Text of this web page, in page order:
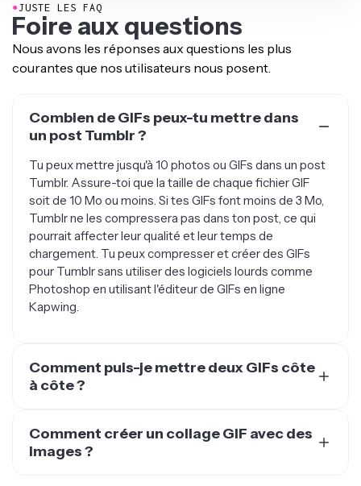
●JUSTE LES FAQ
Foire aux questions
Nous avons les réponses aux questions les plus
courantes que nos utilisateurs nous posent.
Combien de GIFs peux-tu mettre dans
un post Tumblr ?
Tu peux mettre jusqu'à 10 photos ou GIFs dans un post
Tumblr. Assure-toi que la taille de chaque fichier GIF
soit de 10 Mo ou moins. Si tes GIFs font moins de 3 Mo,
Tumblr ne les compressera pas dans ton post, ce qui
pourrait affecter leur qualité et leur temps de
chargement. Tu peux compresser et créer des GIFs
pour Tumblr sans utiliser des logiciels lourds comme
Photoshop en utilisant l'éditeur de GIFs en ligne
Kapwing.
Comment puis-je mettre deux GIFs côte
à côte ?
créateur de collage GIF ou d'un éditeur vidéo qui prend
en charge les GIFs. Selon l'outil que tu utilises, tu peux
Comment créer un collage GIF avec des
images ?